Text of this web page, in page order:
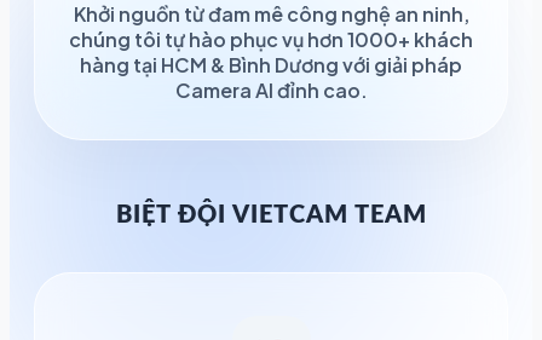
Khởi nguồn từ đam mê công nghệ an ninh,
chúng tôi tự hào phục vụ hơn 1000+ khách
hàng tại HCM & Bình Dương với giải pháp
Camera AI đỉnh cao.
BIỆT ĐỘI VIETCAM TEAM